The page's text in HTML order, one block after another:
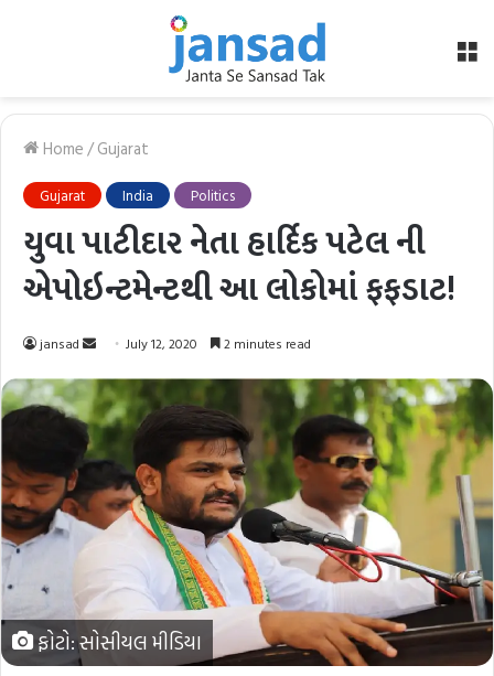
Home/Gujarat
Gujarat India Politics
યુવા પાટીદાર નેતા હાર્દિક પટેલ ની
એપોઇન્ટમેન્ટથી આ લોકોમાં ફફડાટ!
jansad
Send
email
July 12, 2020 2 minutes read
ફોટો: સોસીયલ મીડિયા